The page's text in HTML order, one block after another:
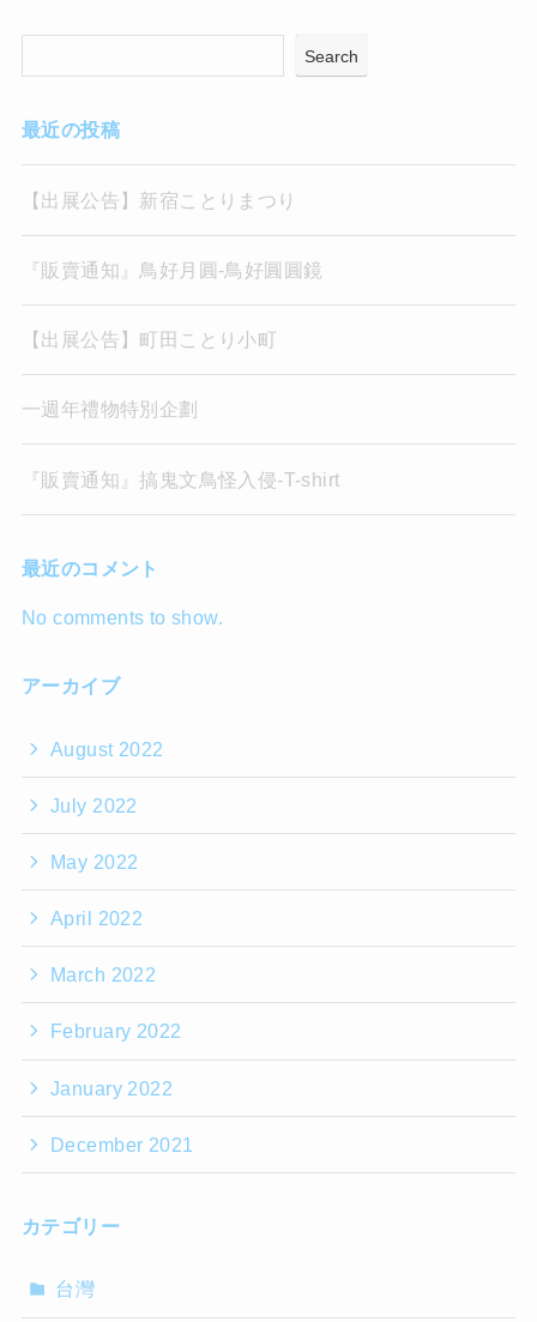
Search
最近の投稿
【出展公告】新宿ことりまつり
『販賣通知』鳥好月圓-鳥好圓圓鏡
【出展公告】町田ことり小町
一週年禮物特別企劃
『販賣通知』搞鬼文鳥怪入侵-T-shirt
最近のコメント
No comments to show.
アーカイブ
August 2022
July 2022
May 2022
April 2022
March 2022
February 2022
January 2022
December 2021
カテゴリー
台灣